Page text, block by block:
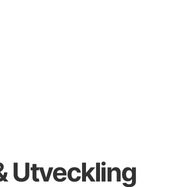
Utveckling